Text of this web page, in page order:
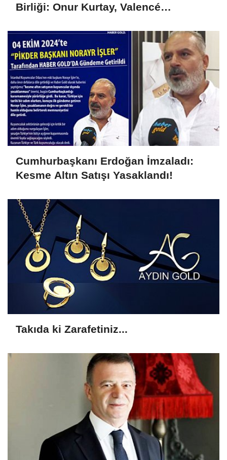
Birliği: Onur Kurtay, Valencé
Oldu!
Cumhurbaşkanı Erdoğan İmzaladı:
Kesme Altın Satışı Yasaklandı!
Takıda ki Zarafetiniz...